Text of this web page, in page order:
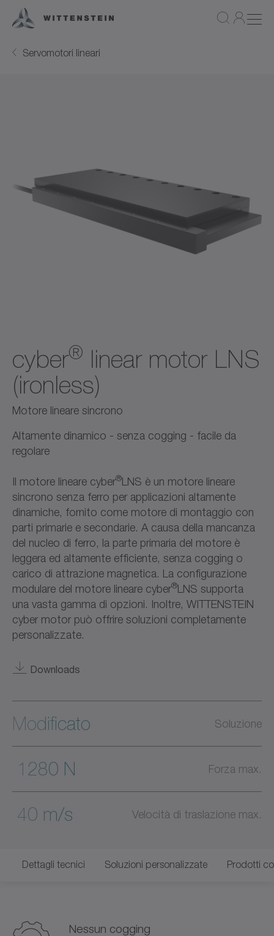
Servomotori lineari
cyber® linear motor LNS
(ironless)
Motore lineare sincrono
Altamente dinamico - senza cogging - facile da
regolare
Il motore lineare cyber®LNS è un motore lineare
sincrono senza ferro per applicazioni altamente
dinamiche, fornito come motore di montaggio con
parti primarie e secondarie. A causa della mancanza
del nucleo di ferro, la parte primaria del motore è
leggera ed altamente efficiente, senza cogging o
carico di attrazione magnetica. La configurazione
modulare del motore lineare cyber®LNS supporta
una vasta gamma di opzioni. Inoltre, WITTENSTEIN
cyber motor può offrire soluzioni completamente
personalizzate.
Downloads
Modificato Soluzione
1280 N Forza max.
40 m/s Velocità di traslazione max.
Dettagli tecnici Soluzioni personalizzate Prodotti
Nessun cogging